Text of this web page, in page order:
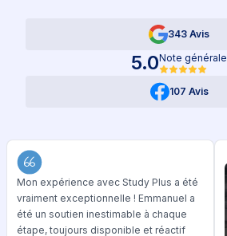
343 Avis
5.0Note générale
107 Avis
Mon expérience avec Study Plus a été
vraiment exceptionnelle ! Emmanuel a
été un soutien inestimable à chaque
étape, toujours disponible et réactif